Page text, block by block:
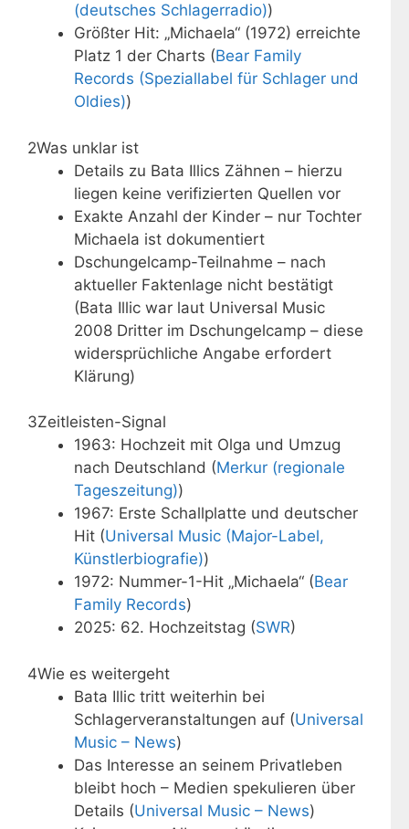
(deutsches Schlagerradio))
Größter Hit: „Michaela“ (1972) erreichte
Platz 1 der Charts (Bear Family
Records (Speziallabel für Schlager und
Oldies))
2Was unklar ist
Details zu Bata Illics Zähnen – hierzu
liegen keine verifizierten Quellen vor
Exakte Anzahl der Kinder – nur Tochter
Michaela ist dokumentiert
Dschungelcamp-Teilnahme – nach
aktueller Faktenlage nicht bestätigt
(Bata Illic war laut Universal Music
2008 Dritter im Dschungelcamp – diese
widersprüchliche Angabe erfordert
Klärung)
3Zeitleisten-Signal
1963: Hochzeit mit Olga und Umzug
nach Deutschland (Merkur (regionale
Tageszeitung))
1967: Erste Schallplatte und deutscher
Hit (Universal Music (Major-Label,
Künstlerbiografie))
1972: Nummer-1-Hit „Michaela“ (Bear
Family Records)
2025: 62. Hochzeitstag (SWR)
4Wie es weitergeht
Bata Illic tritt weiterhin bei
Schlagerveranstaltungen auf (Universal
Music – News)
Das Interesse an seinem Privatleben
bleibt hoch – Medien spekulieren über
Details (Universal Music – News)